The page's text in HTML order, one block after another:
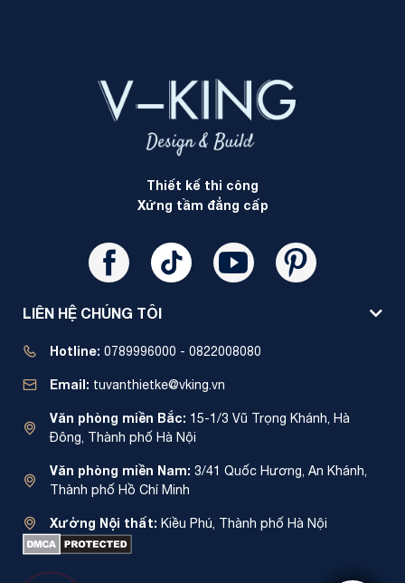
Thiết kế thi công
Xứng tầm đẳng cấp
LIÊN HỆ CHÚNG TÔI
Hotline: 0789996000 - 0822008080
Email: tuvanthietke@vking.vn
Văn phòng miền Bắc: 15-1/3 Vũ Trọng Khánh, Hà
Đông, Thành phố Hà Nội
Văn phòng miền Nam: 3/41 Quốc Hương, An Khánh,
Thành phố Hồ Chí Minh
Xưởng Nội thất: Kiều Phú, Thành phố Hà Nội